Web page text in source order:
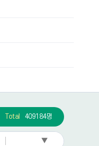
Total 409184명
▼